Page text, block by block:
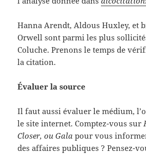
Hanna Arendt, Aldous Huxley, et
Orwell sont parmi les plus
Coluche. Prenons le temps de
la citation.
Évaluer la source
Il faut aussi évaluer le médium,
le site internet. Comptez-vous sur
Closer, ou Gala pour vous
des affaires publiques ? Pensez-